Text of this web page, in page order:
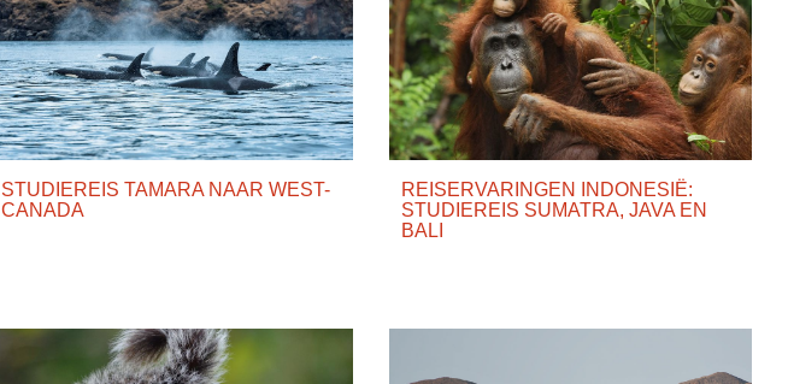
STUDIEREIS TAMARA NAAR WEST-
CANADA
REISERVARINGEN INDONESIË:
STUDIEREIS SUMATRA, JAVA EN
BALI